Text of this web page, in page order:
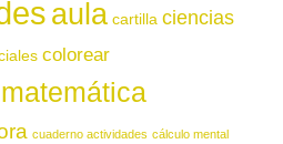
aula cartilla ciencias
colorear
cuaderno actividades cálculo mental